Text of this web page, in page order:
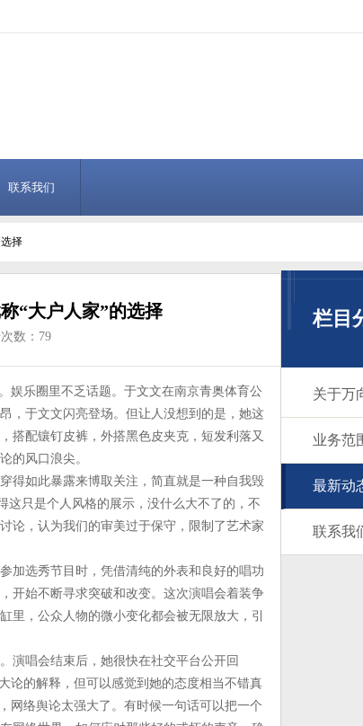
联系我们
择
“大户人家”的选择
数：79
娱乐圈里不乏话题。于文文在南京青奥体育公
，于文文闪亮登场。但让人没想到的是，她这
搭配镶钉皮裤，外搭黑色皮夹克，短发利落又
的风口浪尖。
得如此暴露来博取关注，简直就是一种自我毁
这只是个人风格的展示，没什么大不了的，不
论，认为我们的审美过于保守，限制了艺术家
加选秀节目时，凭借清纯的外表和良好的唱功
开始不断寻求突破和改变。这次演唱会着装争
里，公众人物的微小变化都会被无限放大，引
演唱会结束后，她很快在社交平台公开回
论的解释，但可以感觉到她的态度相当不错真
网络舆论太强大了。有时候一句话可以把一个
栏目
关于万
业务范
最新动
联系我